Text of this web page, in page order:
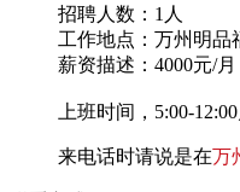
招聘人数：1人
工作地点：万州明品
薪资描述：4000元/月
上班时间，5:00-
来电话时请说是在万